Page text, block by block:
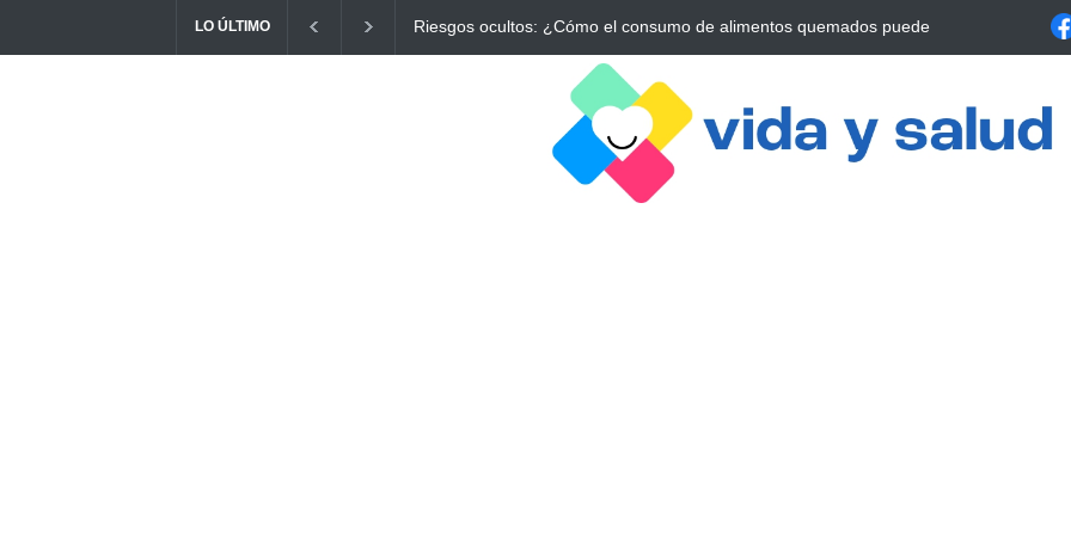
LO ÚLTIMO Ayuno Digital: La Estrategia Esencial para Mejorar tu Bienestar La conexión vital